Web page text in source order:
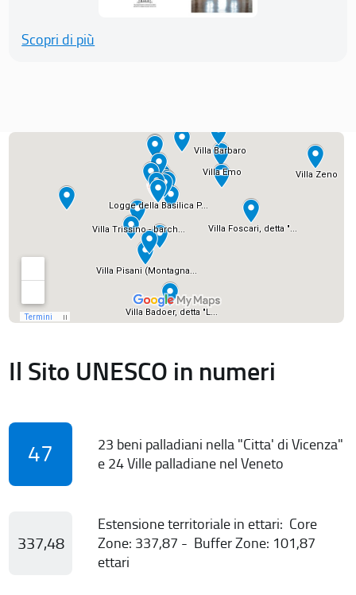
Scopri di più
Il Sito UNESCO in numeri
47
23 beni palladiani nella "Citta' di Vicenza"
e 24 Ville palladiane nel Veneto
337,48
Estensione territoriale in ettari: Core
Zone: 337,87 - Buffer Zone: 101,87
ettari